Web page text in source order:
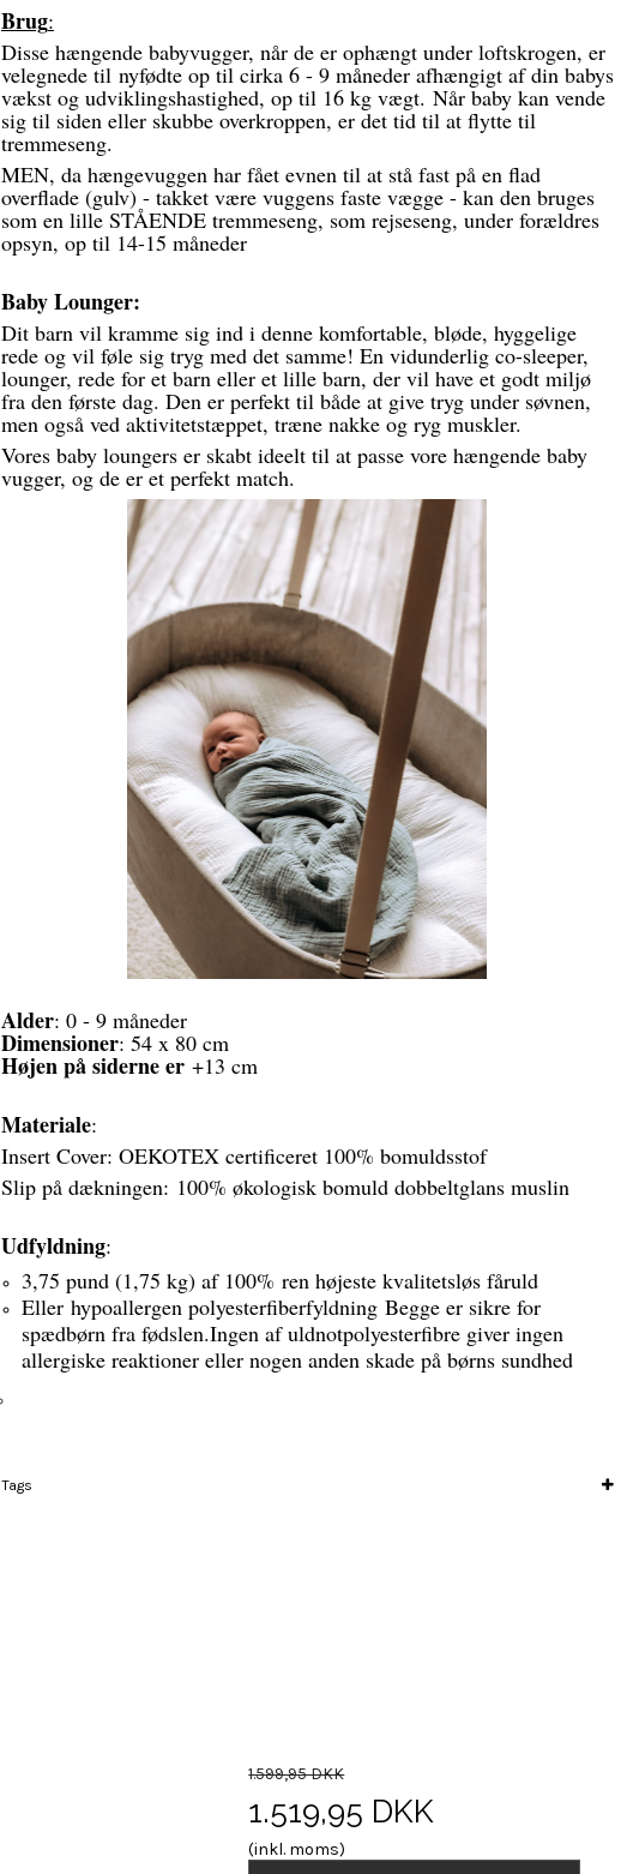
Brug:
Disse hængende babyvugger, når de er ophængt under loftskrogen, er
velegnede til nyfødte op til cirka 6 - 9 måneder afhængigt af din babys
vækst og udviklingshastighed, op til 16 kg vægt. Når baby kan vende
sig til siden eller skubbe overkroppen, er det tid til at flytte til
tremmeseng.
MEN, da hængevuggen har fået evnen til at stå fast på en flad
overflade (gulv) - takket være vuggens faste vægge - kan den bruges
som en lille STÅENDE tremmeseng, som rejseseng, under forældres
opsyn, op til 14-15 måneder
Baby Lounger:
Dit barn vil kramme sig ind i denne komfortable, bløde, hyggelige
rede og vil føle sig tryg med det samme! En vidunderlig co-sleeper,
lounger, rede for et barn eller et lille barn, der vil have et godt miljø
fra den første dag. Den er perfekt til både at give tryg under søvnen,
men også ved aktivitetstæppet, træne nakke og ryg muskler.
Vores baby loungers er skabt ideelt til at passe vore hængende baby
vugger, og de er et perfekt match.
Alder: 0 - 9 måneder
Dimensioner: 54 x 80 cm
Højen på siderne er+13 cm
Materiale:
Insert Cover: OEKOTEX certificeret 100% bomuldsstof
Slip på dækningen: 100% økologisk bomuld dobbeltglans muslin
Udfyldning:
3,75 pund (1,75 kg) af 100% ren højeste kvalitetsløs fåruld
Eller hypoallergen polyesterfiberfyldning Begge er sikre for
spædbørn fra fødslen.Ingen af uldnotpolyesterfibre giver ingen
allergiske reaktioner eller nogen anden skade på børns sundhed
Tags
1.599,95 DKK
1.519,95 DKK
(inkl. moms)